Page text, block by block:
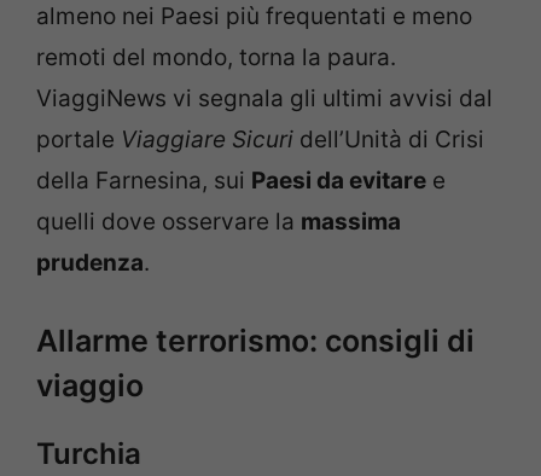
almeno nei Paesi più frequentati e meno
remoti del mondo, torna la paura.
ViaggiNews vi segnala gli ultimi avvisi dal
portale Viaggiare Sicuri dell’Unità di Crisi
della Farnesina, sui Paesi da evitare e
quelli dove osservare la massima
prudenza.
Allarme terrorismo: consigli di
viaggio
Turchia